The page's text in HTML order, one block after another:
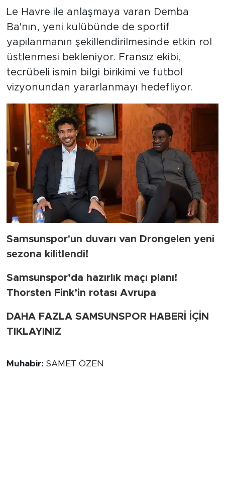
Le Havre ile anlaşmaya varan Demba
Ba'nın, yeni kulübünde de sportif
yapılanmanın şekillendirilmesinde etkin rol
üstlenmesi bekleniyor. Fransız ekibi,
tecrübeli ismin bilgi birikimi ve futbol
vizyonundan yararlanmayı hedefliyor.
Samsunspor'un duvarı van Drongelen yeni
sezona kilitlendi!
Samsunspor’da hazırlık maçı planı!
Thorsten Fink’in rotası Avrupa
DAHA FAZLA SAMSUNSPOR HABERİ İÇİN
TIKLAYINIZ
Muhabir: SAMET ÖZEN